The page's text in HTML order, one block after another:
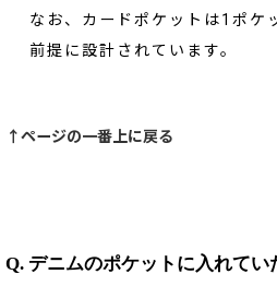
なお、カードポケットは1ポケ
前提に設計されています。
↑ページの一番上に戻る
Q. デニムのポケットに入れて